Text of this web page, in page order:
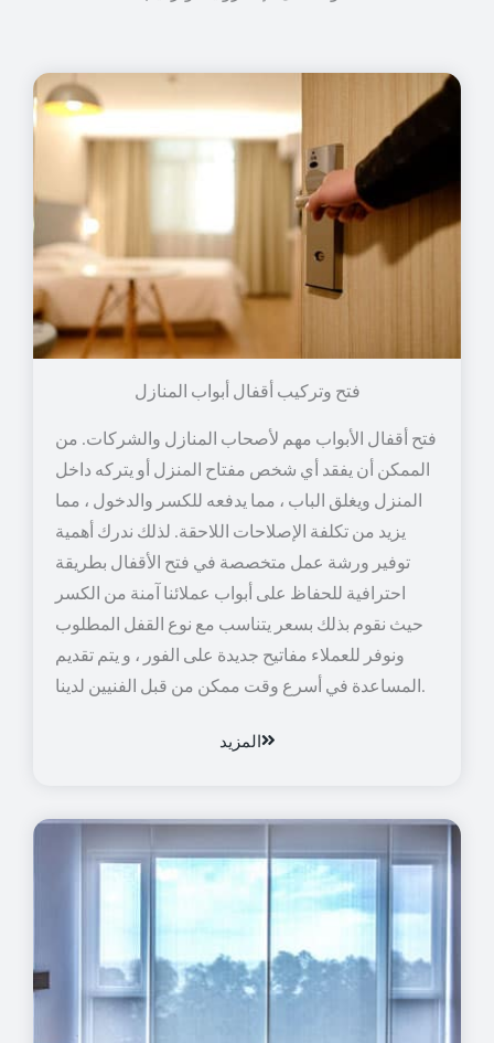
فتح وتركيب أقفال أبواب المنازل
فتح أقفال الأبواب مهم لأصحاب المنازل والشركات. من
الممكن أن يفقد أي شخص مفتاح المنزل أو يتركه داخل
المنزل ويغلق الباب ، مما يدفعه للكسر والدخول ، مما
يزيد من تكلفة الإصلاحات اللاحقة. لذلك ندرك أهمية
توفير ورشة عمل متخصصة في فتح الأقفال بطريقة
احترافية للحفاظ على أبواب عملائنا آمنة من الكسر
حيث نقوم بذلك بسعر يتناسب مع نوع القفل المطلوب
ونوفر للعملاء مفاتيح جديدة على الفور ، و يتم تقديم
المساعدة في أسرع وقت ممكن من قبل الفنيين لدينا.
المزيد